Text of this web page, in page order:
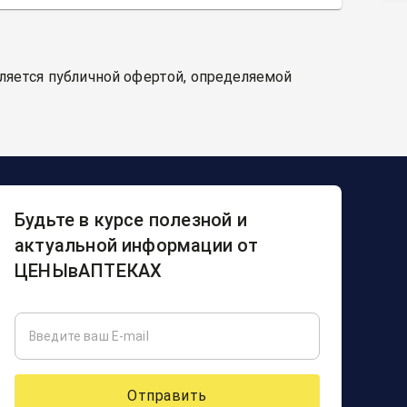
публичной офертой, определяемой
Будьте в курсе полезной и
актуальной информации от
ЦЕНЫвАПТЕКАХ
Отправить